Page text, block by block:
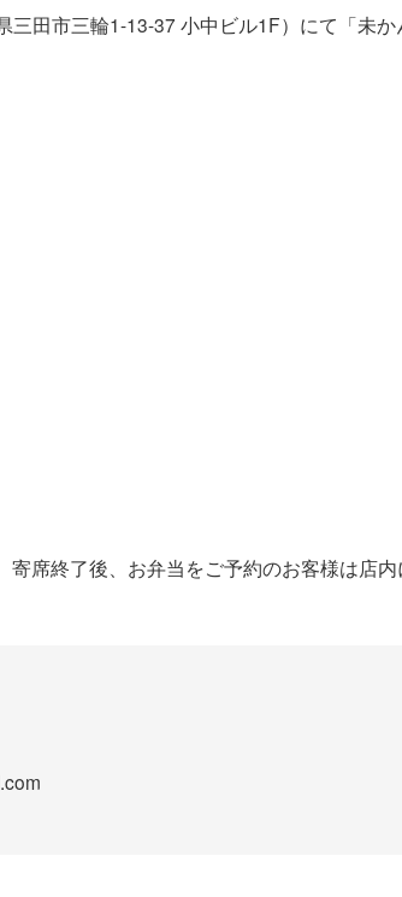
田市三輪1-13-37 小中ビル1F）にて「未か
席終了後、お弁当をご予約のお客様は店